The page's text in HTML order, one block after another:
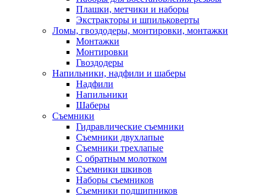
Плашки, метчики и наборы
Экстракторы и шпильковерты
Ломы, гвоздодеры, монтировки, монтажки
Монтажки
Монтировки
Гвоздодеры
Напильники, надфили и шаберы
Надфили
Напильники
Шаберы
Съемники
Гидравлические съемники
Съемники двухлапые
Съемники трехлапые
С обратным молотком
Съемники шкивов
Наборы съемников
Съемники подшипников